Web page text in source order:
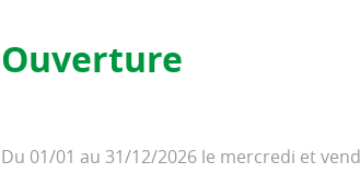
Ouverture
Du 01/01 au 31/12/2026 le mercredi et